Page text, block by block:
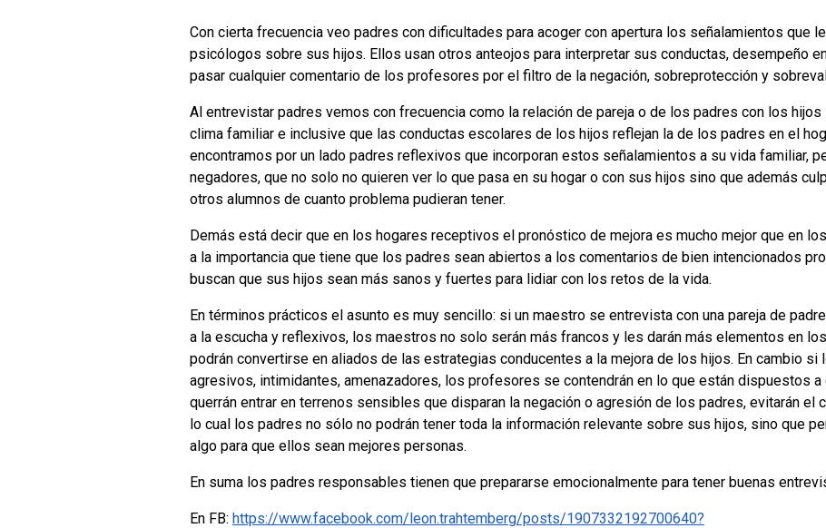
Con cierta frecuencia veo padres con dificultades para acoger con apertura los señalamientos que
psicólogos sobre sus hijos. Ellos usan otros anteojos para interpretar sus conductas, desempeño
pasar cualquier comentario de los profesores por el filtro de la negación, sobreprotección y
Al entrevistar padres vemos con frecuencia como la relación de pareja o de los padres con los
clima familiar e inclusive que las conductas escolares de los hijos reflejan la de los padres en el
encontramos por un lado padres reflexivos que incorporan estos señalamientos a su vida familiar,
negadores, que no solo no quieren ver lo que pasa en su hogar o con sus hijos sino que además
otros alumnos de cuanto problema pudieran tener.
Demás está decir que en los hogares receptivos el pronóstico de mejora es mucho mejor que en
a la importancia que tiene que los padres sean abiertos a los comentarios de bien intencionados
buscan que sus hijos sean más sanos y fuertes para lidiar con los retos de la vida.
En términos prácticos el asunto es muy sencillo: si un maestro se entrevista con una pareja de
a la escucha y reflexivos, los maestros no solo serán más francos y les darán más elementos en
podrán convertirse en aliados de las estrategias conducentes a la mejora de los hijos. En cambio si
agresivos, intimidantes, amenazadores, los profesores se contendrán en lo que están dispuestos
querrán entrar en terrenos sensibles que disparan la negación o agresión de los padres, evitarán el
lo cual los padres no sólo no podrán tener toda la información relevante sobre sus hijos, sino que
algo para que ellos sean mejores personas.
En suma los padres responsables tienen que prepararse emocionalmente para tener buenas
En FB: https://www.facebook.com/leon.trahtemberg/posts/1907332192700640?